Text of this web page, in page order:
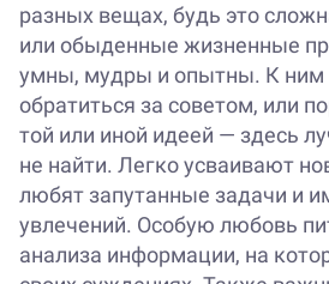
разных вещах, будь это
или обыденные жизненные
умны, мудры и опытны. К ним
обратиться за советом, или
той или иной идеей — здесь
не найти. Легко усваивают
любят запутанные задачи и
увлечений. Особую любовь
анализа информации, на